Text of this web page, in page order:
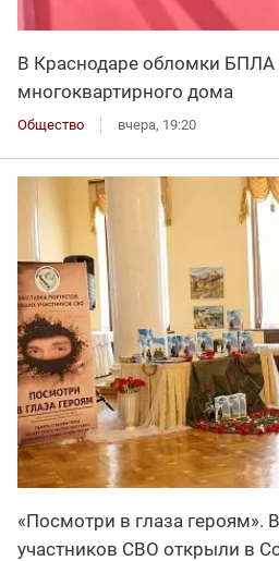
В Краснодаре обломки БПЛА
многоквартирного дома
Общество вчера, 19:20
«Посмотри в глаза героям».
участников СВО открыли в